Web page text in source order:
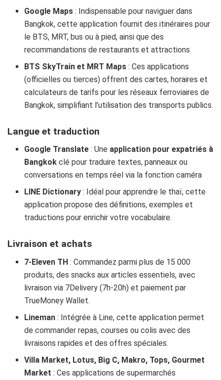
Google Maps : Indispensable pour naviguer dans
Bangkok, cette application fournit des itinéraires pour
le BTS, MRT, bus ou à pied, ainsi que des
recommandations de restaurants et attractions
BTS SkyTrain et MRT Maps : Ces applications
(officielles ou tierces) offrent des cartes, horaires et
calculateurs de tarifs pour les réseaux ferroviaires de
Bangkok, simplifiant l’utilisation des transports publics.
Langue et traduction
Google Translate : Une application pour expatriés à
Bangkok clé pour traduire textes, panneaux ou
conversations en temps réel via la fonction caméra
LINE Dictionary : Idéal pour apprendre le thaï, cette
application propose des définitions, exemples et
traductions pour enrichir votre vocabulaire.
Livraison et achats
7-Eleven TH : Commandez parmi plus de 15 000
produits, des snacks aux articles essentiels, avec
livraison via 7Delivery (7h-20h) et paiement par
TrueMoney Wallet.
Lineman : Intégrée à Line, cette application permet
de commander repas, courses ou colis avec des
livraisons rapides et des offres spéciales.
Villa Market, Lotus, Big C, Makro, Tops, Gourmet
Market : Ces applications de supermarchés